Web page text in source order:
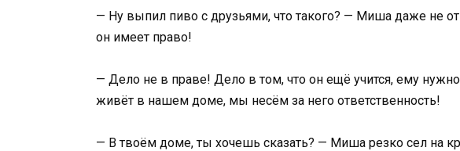
— Ну выпил пиво с друзьями, что такого? — Миша даже не
он имеет право!
— Дело не в праве! Дело в том, что он ещё учится, ему
живёт в нашем доме, мы несём за него ответственность!
— В твоём доме, ты хочешь сказать? — Миша резко сел на